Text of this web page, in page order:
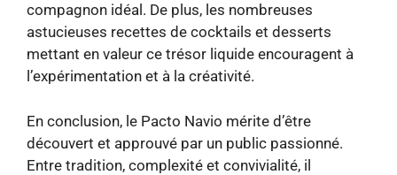
compagnon idéal. De plus, les nombreuses
astucieuses recettes de cocktails et desserts
mettant en valeur ce trésor liquide encouragent à
l’expérimentation et à la créativité.
En conclusion, le Pacto Navio mérite d’être
découvert et approuvé par un public passionné.
Entre tradition, complexité et convivialité, il